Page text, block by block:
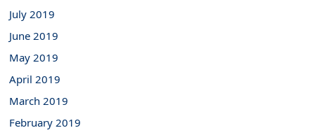
July 2019
June 2019
May 2019
April 2019
March 2019
February 2019